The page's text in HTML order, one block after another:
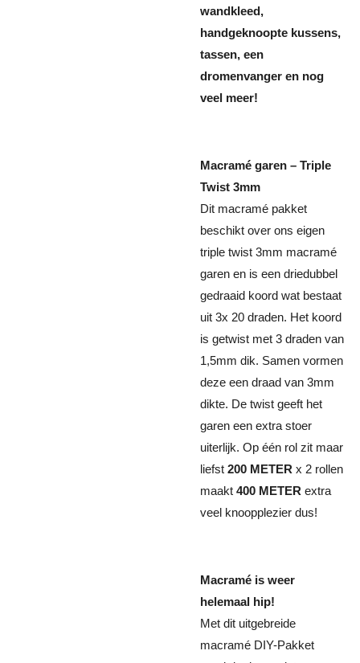
wandkleed,
handgeknoopte kussens,
tassen, een
dromenvanger en nog
veel meer!
Macramé garen – Triple
Twist 3mm
Dit macramé pakket
beschikt over ons eigen
triple twist 3mm macramé
garen en is een driedubbel
gedraaid koord wat bestaat
uit 3x 20 draden. Het koord
is getwist met 3 draden van
1,5mm dik. Samen vormen
deze een draad van 3mm
dikte. De twist geeft het
garen een extra stoer
uiterlijk. Op één rol zit maar
liefst 200 METER x 2 rollen
maakt 400 METER extra
veel knoopplezier dus!
Macramé is weer
helemaal hip!
Met dit uitgebreide
macramé DIY-Pakket